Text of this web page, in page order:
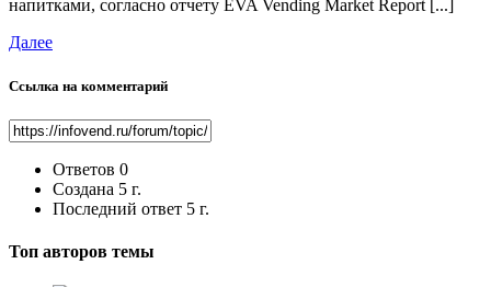
напитками, согласно отчету EVA Vending Market Report [...]
Далее
Ссылка на комментарий
Ответов 0
Создана 5 г.
Последний ответ 5 г.
Топ авторов темы